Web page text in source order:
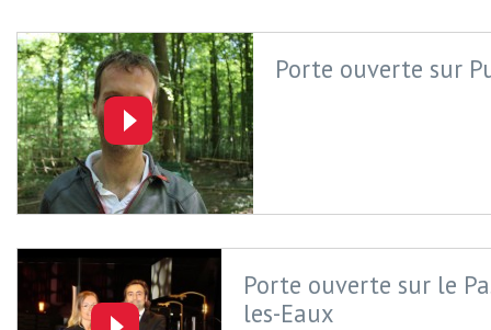
Porte ouverte sur
Porte ouverte sur le
les-Eaux